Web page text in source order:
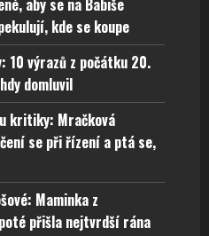
kde se koupe
výrazů z počátku 20.
domluvil
kritiky: Mračková
se při řízení a ptá se,
Maminka z
přišla nejtvrdší rána